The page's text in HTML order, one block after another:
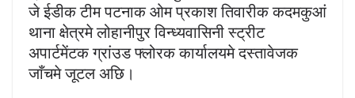
जे ईडीक टीम पटनाक ओम प्रकाश तिवारीक कदमकुआं
थाना क्षेत्रमे लोहानीपुर विन्ध्यवासिनी स्ट्रीट
अपार्टमेंटक ग्रांउड फ्लोरक कार्यालयमे दस्तावेजक
जाँचमे जूटल अछि।